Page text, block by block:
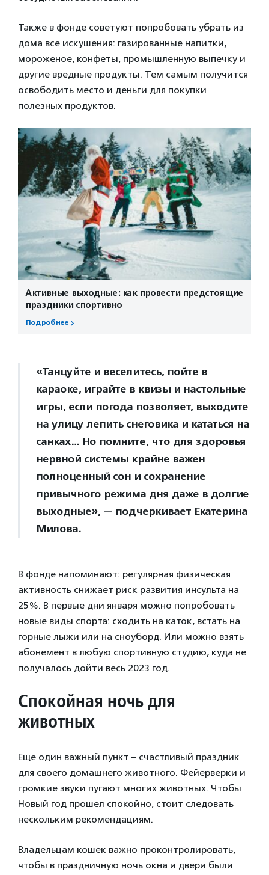
Также в фонде советуют попробовать убрать из
дома все искушения: газированные напитки,
мороженое, конфеты, промышленную выпечку и
другие вредные продукты. Тем самым получится
освободить место и деньги для покупки
полезных продуктов.
Активные выходные: как провести предстоящие
праздники спортивно
Подробнее
«Танцуйте и веселитесь, пойте в
караоке, играйте в квизы и настольные
игры, если погода позволяет, выходите
на улицу лепить снеговика и кататься на
санках… Но помните, что для здоровья
нервной системы крайне важен
полноценный сон и сохранение
привычного режима дня даже в долгие
выходные», — подчеркивает Екатерина
Милова.
В фонде напоминают: регулярная физическая
активность снижает риск развития инсульта на
25%. В первые дни января можно попробовать
новые виды спорта: сходить на каток, встать на
горные лыжи или на сноуборд. Или можно взять
абонемент в любую спортивную студию, куда не
получалось дойти весь 2023 год.
Спокойная ночь для
животных
Еще один важный пункт – счастливый праздник
для своего домашнего животного. Фейерверки и
громкие звуки пугают многих животных. Чтобы
Новый год прошел спокойно, стоит следовать
нескольким рекомендациям.
Владельцам кошек важно проконтролировать,
чтобы в праздничную ночь окна и двери были